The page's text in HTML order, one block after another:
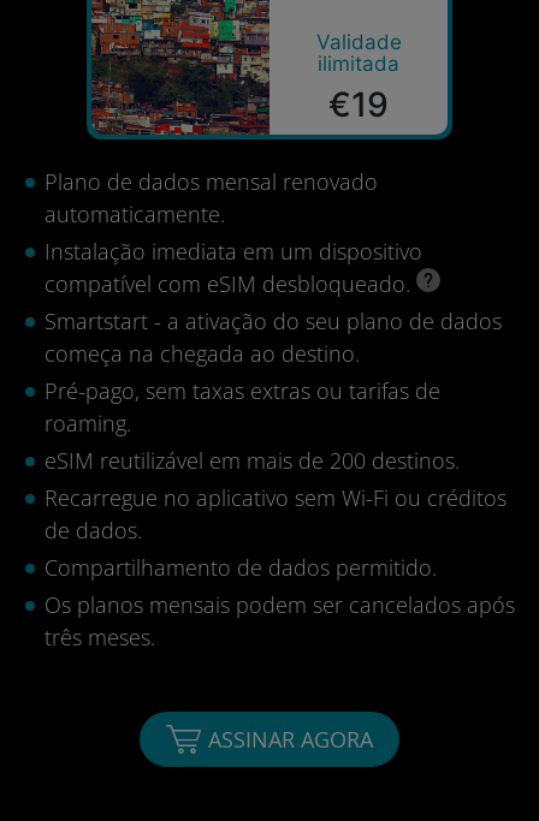
Validade
ilimitada
€19
Plano de dados mensal renovado
automaticamente.
Instalação imediata em um dispositivo
compatível com eSIM desbloqueado.
Smartstart - a ativação do seu plano de dados
começa na chegada ao destino.
Pré-pago, sem taxas extras ou tarifas de
roaming.
eSIM reutilizável em mais de 200 destinos.
Recarregue no aplicativo sem Wi-Fi ou créditos
de dados.
Compartilhamento de dados permitido.
Os planos mensais podem ser cancelados após
três meses.
ASSINAR AGORA